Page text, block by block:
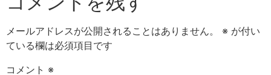
メールアドレスが公開されることはありません。 ※ が付い
ている欄は必須項目です
コメント ※